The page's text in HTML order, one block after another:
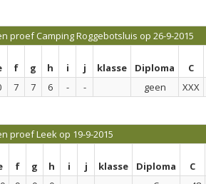
proef Camping Roggebotsluis op 26-9-2015
f g h i j klasse Diploma
C
7 7 6 - - geen XXX
proef Leek op 19-9-2015
f g h i j klasse Diploma
C